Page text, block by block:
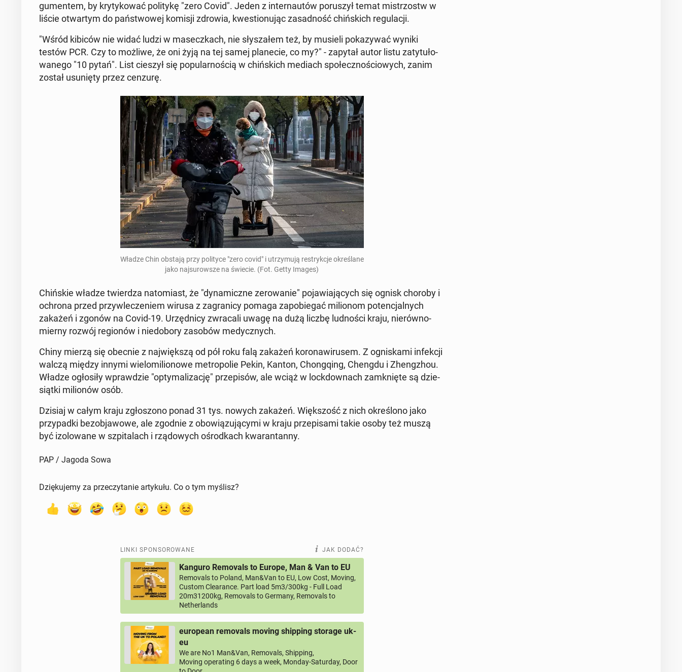
gu­men­tem, by kry­ty­ko­wać po­li­ty­kę "zero Covid". Jeden z in­ter­nau­tów po­ru­szył temat mi­strzostw w
liście otwar­tym do pań­stwo­wej komisji zdrowia, kwe­stio­nu­jąc za­sad­ność chiń­skich re­gu­la­cji.
"Wśród kibiców nie widać ludzi w ma­secz­kach, nie sły­sza­łem też, by musieli po­ka­zy­wać wyniki
testów PCR. Czy to możliwe, że oni żyją na tej samej pla­ne­cie, co my?" - zapytał autor listu za­ty­tu­ło­
wa­ne­go "10 pytań". List cieszył się po­pu­lar­no­ścią w chiń­skich mediach spo­łecz­no­ścio­wych, zanim
został usu­nię­ty przez cenzurę.
Władze Chin obstają przy po­li­ty­ce "zero covid" i utrzy­mu­ją re­stryk­cje okre­śla­ne
jako naj­su­row­sze na świecie. (Fot. Getty Images)
Chiń­skie władze twier­dza na­to­miast, że "dy­na­micz­ne ze­ro­wa­nie" po­ja­wia­ją­cych się ognisk choroby i
ochrona przed przy­wle­cze­niem wirusa z za­gra­ni­cy pomaga za­po­bie­gać mi­lio­nom po­ten­cjal­nych
zakażeń i zgonów na Covid-19. Urzęd­ni­cy zwra­ca­li uwagę na dużą liczbę lud­no­ści kraju, nie­rów­no­
mier­ny rozwój re­gio­nów i nie­do­bo­ry zasobów me­dycz­nych.
Chiny mierzą się obecnie z naj­więk­szą od pół roku falą zakażeń ko­ro­na­wi­ru­sem. Z ogni­ska­mi in­fek­cji
walczą między innymi wie­lo­mi­lio­no­we me­tro­po­lie Pekin, Kanton, Chon­gqing, Chengdu i Zheng­zhou.
Władze ogło­si­ły wpraw­dzie "opty­ma­li­za­cję" prze­pi­sów, ale wciąż w lock­dow­nach za­mknię­te są dzie­
siąt­ki mi­lio­nów osób.
Dzisiaj w całym kraju zgło­szo­no ponad 31 tys. nowych zakażeń. Więk­szość z nich okre­ślo­no jako
przy­pad­ki bez­ob­ja­wo­we, ale zgodnie z obo­wią­zu­ją­cy­mi w kraju prze­pi­sa­mi takie osoby też muszą
być izo­lo­wa­ne w szpi­ta­lach i rzą­do­wych ośrod­kach kwa­ran­tan­ny.
PAP / Jagoda Sowa
Dziękujemy za przeczytanie artykułu. Co o tym myślisz?
LINKI SPONSOROWANE JAK DODAĆ?
Kanguro Removals to Europe, Man & Van to EU
Removals to Poland, Man&Van to EU, Low Cost, Moving,
Custom Clearance. Part load 5m3/300kg - Full Load
20m31200kg, Removals to Germany, Removals to
Netherlands
european removals moving shipping storage uk-
eu
We are No1 Man&Van, Removals, Shipping,
Moving operating 6 days a week, Monday-Saturday, Door